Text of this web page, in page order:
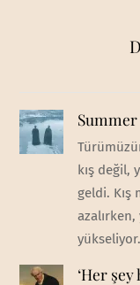
kış değil,
geldi. Kış
azalırken,
yükseliyor.
‘Her